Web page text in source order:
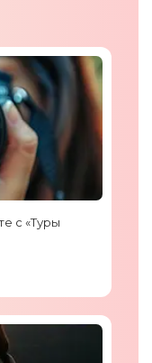
с «Туры